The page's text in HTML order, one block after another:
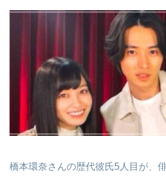
橋本環奈さんの歴代彼氏5人目が、